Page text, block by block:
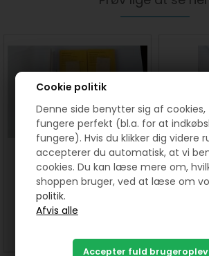
Cookie politik
Denne side benytter sig af
fungere perfekt (bl.a. for at
fungere). Hvis du klikker dig videre
accepterer du automatisk, at vi
cookies. Du kan læse mere om,
shoppen bruger, ved at læse om
politik.
Mellenfoer mappe til
patchworker
55,00